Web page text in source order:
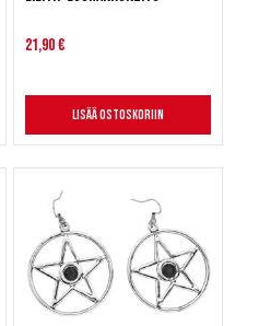
21,90 €
Lisää ostoskoriin